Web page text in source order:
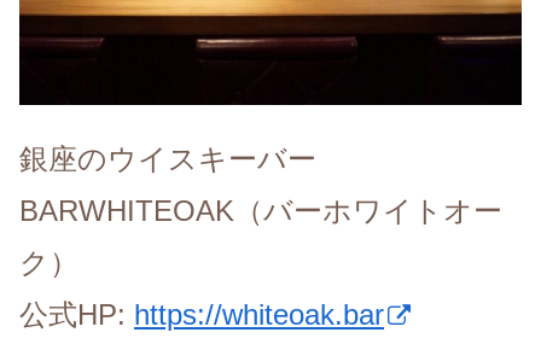
銀座のウイスキーバー
BARWHITEOAK（バーホワイトオー
ク）
公式HP: https://whiteoak.bar